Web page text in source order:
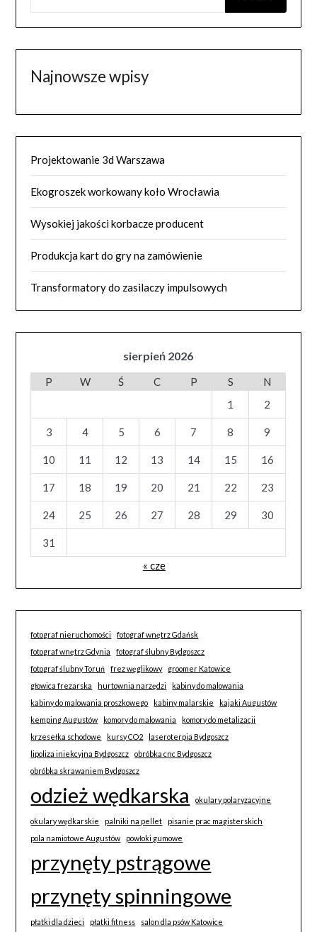
Najnowsze wpisy
Projektowanie 3d Warszawa
Ekogroszek workowany koło Wrocławia
Wysokiej jakości korbacze producent
Produkcja kart do gry na zamówienie
Transformatory do zasilaczy impulsowych
sierpień 2026
P W Ś C P S
N
1
2
3 4 5 6 7 8 9
10 11 12 13 14 15 16
17 18 19 20 21 22 23
24 25 26 27 28 29 30
31
« cze
fotograf nieruchomości
fotograf wnętrz Gdańsk
fotograf wnętrz Gdynia
fotograf ślubny Bydgoszcz
fotograf ślubny Toruń
frez węglikowy
groomer Katowice
głowica frezarska
hurtownia narzędzi
kabiny do malowania
kabiny do malowania proszkowego
kabiny malarskie
kajaki Augustów
kemping Augustów
komory do malowania
komory do metalizacji
krzesełka schodowe
kursy CO2
laseroterpia Bydgoszcz
lipoliza iniekcyjna Bydgoszcz
obróbka cnc Bydgoszcz
obróbka skrawaniem Bydgoszcz
odzież wędkarska okulary polaryzacyjne
okulary wędkarskie palniki na pellet
pisanie prac magisterskich
pola namiotowe Augustów
powłoki gumowe
przynęty pstrągowe
przynęty spinningowe
płatki dla dzieci płatki fitness salon dla psów Katowice